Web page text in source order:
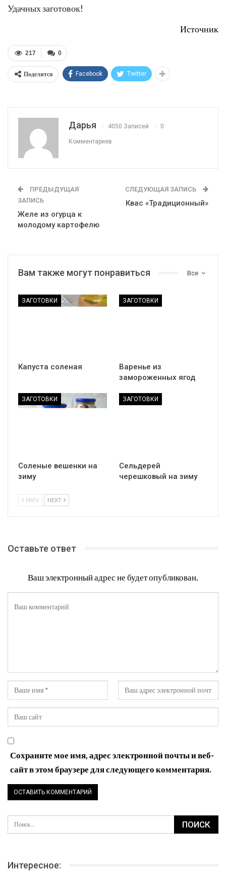
Удачных заготовок!
Источник
0
217
Поделится Facebook Twitter
Дарья 4050 Записей 0
Комментариев
ПРЕДЫДУЩАЯ
ЗАПИСЬ
Желе из огурца к
молодому картофелю
СЛЕДУЮЩАЯ ЗАПИСЬ
Квас «Традиционный»
Все
Вам также могут понравиться
ЗАГОТОВКИ
Капуста соленая
ЗАГОТОВКИ
Варенье из
замороженных ягод
ЗАГОТОВКИ
Соленые вешенки на
зиму
ЗАГОТОВКИ
Сельдерей
черешковый на зиму
PREV NEXT
Оставьте ответ
Ваш электронный адрес не будет опубликован.
Сохраните мое имя, адрес электронной почты и веб-
сайт в этом браузере для следующего комментария.
Интересное: